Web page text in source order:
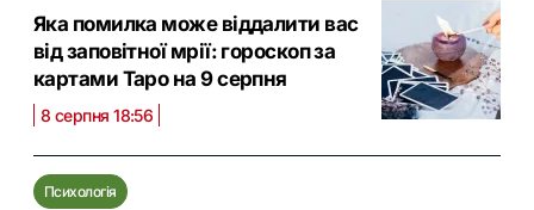
Яка помилка може віддалити вас
від заповітної мрії: гороскоп за
картами Таро на 9 серпня
8 серпня 18:56
Психологія